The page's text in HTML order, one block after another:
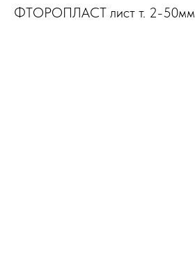
ФТОРОПЛАСТ лист т. 2-50мм